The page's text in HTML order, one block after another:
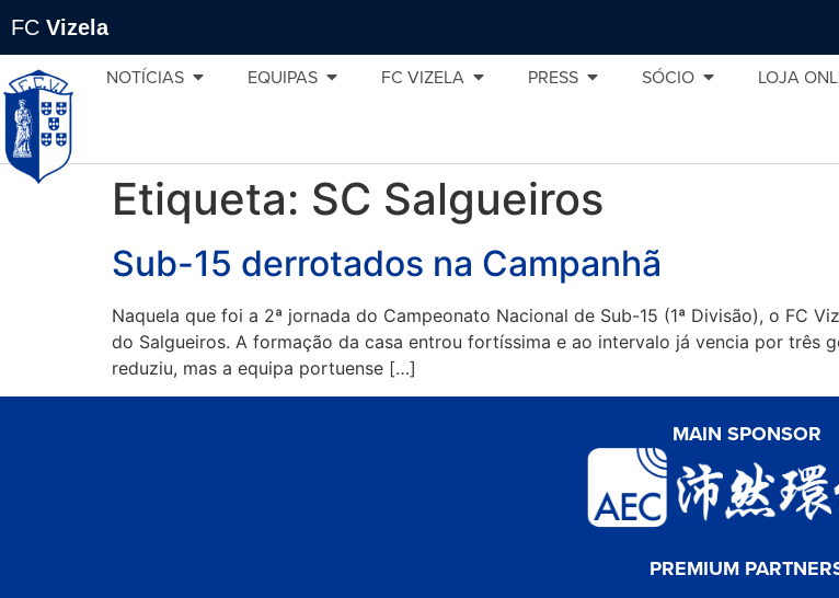
FC Vizela
NOTÍCIAS EQUIPAS FC VIZELA PRESS SÓCIO LOJA
Etiqueta: SC Salgueiros
Sub-15 derrotados na Campanhã
Naquela que foi a 2ª jornada do Campeonato Nacional de Sub-15 (1ª Divisão), o FC
do Salgueiros. A formação da casa entrou fortíssima e ao intervalo já vencia por três
reduziu, mas a equipa portuense […]
MAIN SPONSOR
PREMIUM